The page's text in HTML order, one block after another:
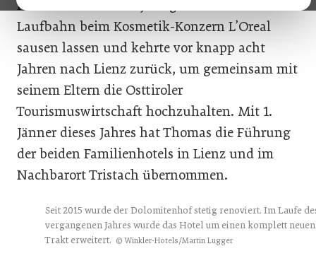
Nachwuchs. Der 40-Jährige hat seine
Laufbahn beim Kosmetik-Konzern L’Oreal
sausen lassen und kehrte vor knapp acht
Jahren nach Lienz zurück, um gemeinsam mit
seinem Eltern die Osttiroler
Tourismuswirtschaft hochzuhalten. Mit 1.
Jänner dieses Jahres hat Thomas die Führung
der beiden Familienhotels in Lienz und im
Nachbarort Tristach übernommen.
Seit 2015 wurde der Dolomitenhof stetig renoviert. Im Laufe
vergangenen Jahres wurde das Hotel um einen komplett neuen
Trakt erweitert. © Winkler-Hotels/Martin Lugger